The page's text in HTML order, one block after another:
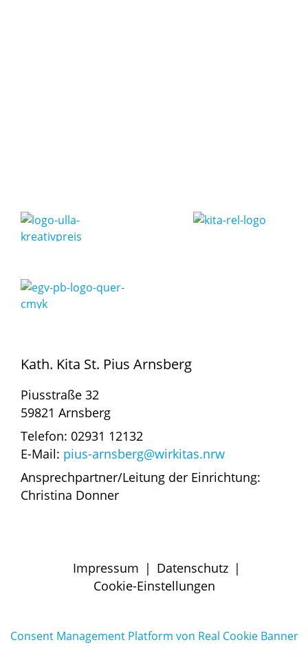
Kath. Kita St. Pius Arnsberg
Piusstraße 32
59821 Arnsberg
Telefon: 02931 12132
E-Mail: pius-arnsberg@wirkitas.nrw
Ansprechpartner/Leitung der Einrichtung:
Christina Donner
Impressum | Datenschutz |
Cookie-Einstellungen
Consent Management Platform von Real Cookie Banner